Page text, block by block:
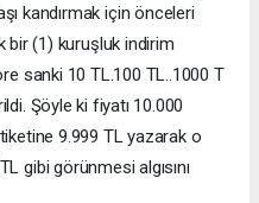
kandırmak için önceleri
bir (1) kuruşluk indirim
sanki 10 TL.100 TL..1000 T
Şöyle ki fiyatı 10.000
9.999 TL yazarak o
gibi görünmesi algısını